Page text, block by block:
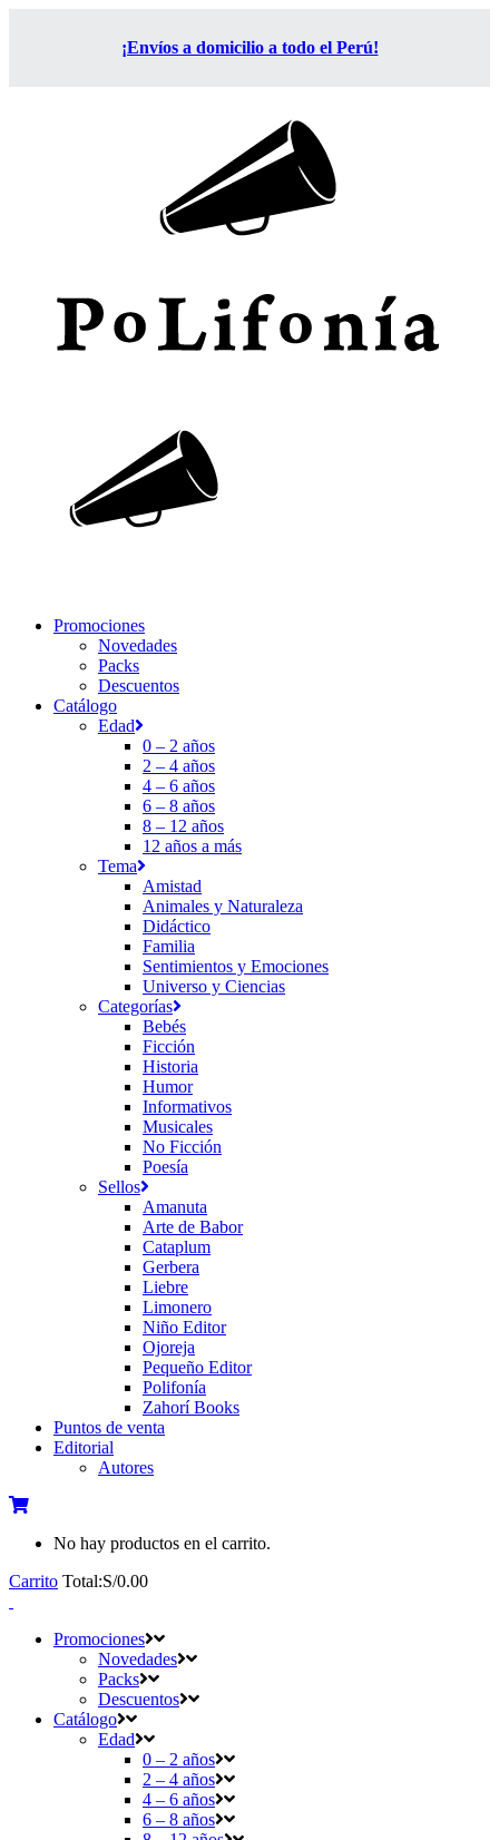
¡Envíos a domicilio a todo el Perú!
Promociones
Novedades
Packs
Descuentos
Catálogo
Edad
0 – 2 años
2 – 4 años
4 – 6 años
6 – 8 años
8 – 12 años
12 años a más
Tema
Amistad
Animales y Naturaleza
Didáctico
Familia
Sentimientos y Emociones
Universo y Ciencias
Categorías
Bebés
Ficción
Historia
Humor
Informativos
Musicales
No Ficción
Poesía
Sellos
Amanuta
Arte de Babor
Cataplum
Gerbera
Liebre
Limonero
Niño Editor
Ojoreja
Pequeño Editor
Polifonía
Zahorí Books
Puntos de venta
Editorial
Autores
No hay productos en el carrito.
Carrito Total:S/0.00
Promociones
Novedades
Packs
Descuentos
Catálogo
Edad
0 – 2 años
2 – 4 años
4 – 6 años
6 – 8 años